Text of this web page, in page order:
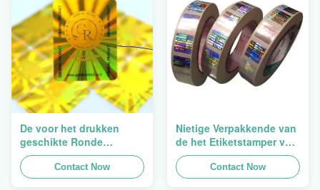
De voor het drukken
geschikte Ronde
Verpakkende
Holografische
Zelfklevende Bladen van
Contact Now
Nietige Verpakkende van
de het Etiketstamper van
de Hologramveiligheid
Duidelijke het
Hologramsticker Logo
Contact Now